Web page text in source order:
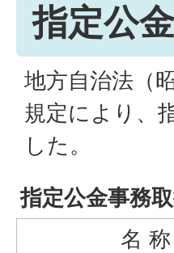
指定公
地方自治法（
規定により、
した。
指定公金事務
名 称